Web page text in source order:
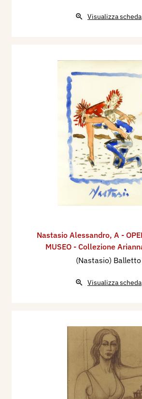
Visualizza scheda
Nastasio Alessandro, A -
MUSEO - Collezione
(Nastasio) Balletto
Visualizza scheda